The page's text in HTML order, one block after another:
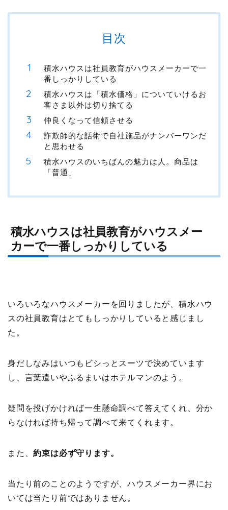
目次
積水ハウスは社員教育がハウスメーカーで一
番しっかりしている
積水ハウスは「積水価格」についていけるお
客さま以外は切り捨てる
仲良くなって信頼させる
詐欺師的な話術で自社施品がナンバーワンだ
と思わせる
積水ハウスのいちばんの魅力は人。商品は
「普通」
積水ハウスは社員教育がハウスメー
カーで一番しっかりしている
いろいろなハウスメーカーを回りましたが、積水ハウ
スの社員教育はとてもしっかりしていると感じまし
た。
身だしなみはいつもビシっとスーツで決めています
し、言葉遣いやふるまいはホテルマンのよう。
疑問を投げかければ一生懸命調べて答えてくれ、分か
らなければ持ち帰って調べて来てくれます。
また、約束は必ず守ります。
当たり前のことのようですが、ハウスメーカー界にお
いては当たり前ではありません。